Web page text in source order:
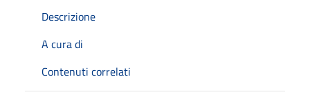
Descrizione
A cura di
Contenuti correlati